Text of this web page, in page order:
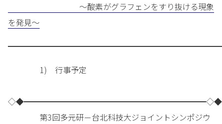
～酸素がグラフェンをすり抜ける現象
を発見～
1) 行事予定
第3回多元研－台北科技大ジョイントシンポジウ